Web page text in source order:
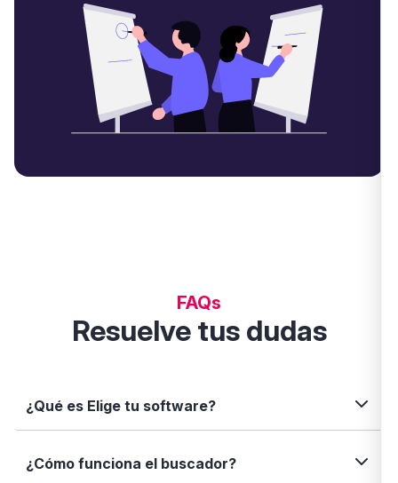
FAQs
Resuelve tus dudas
¿Qué es Elige tu software?
Elige tu software es una plataforma independiente
que te permite descubrir, comparar y analizar
¿Cómo funciona el buscador?